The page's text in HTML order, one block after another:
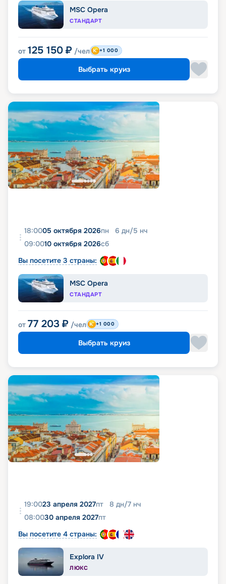
MSC Opera
СТАНДАРТ
от 125 150 ₽ /чел +1 000
Выбрать круиз
18:0005 октября 2026пн 6 дн/5 нч
09:0010 октября 2026сб
Вы посетите 3 страны:
MSC Opera
СТАНДАРТ
от 77 203 ₽ /чел +1 000
Выбрать круиз
19:0023 апреля 2027пт 8 дн/7 нч
08:0030 апреля 2027пт
Вы посетите 4 страны:
Explora IV
ЛЮКС